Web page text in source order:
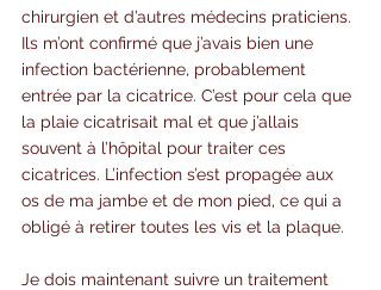
chirurgien et d’autres médecins praticiens.
Ils m’ont confirmé que j’avais bien une
infection bactérienne, probablement
entrée par la cicatrice. C’est pour cela que
la plaie cicatrisait mal et que j’allais
souvent à l’hôpital pour traiter ces
cicatrices. L’infection s’est propagée aux
os de ma jambe et de mon pied, ce qui a
obligé à retirer toutes les vis et la plaque.
Je dois maintenant suivre un traitement